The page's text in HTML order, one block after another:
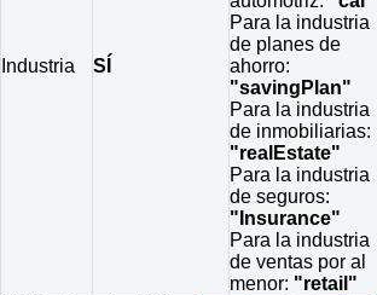
Industria SÍ
Para la industria
de planes de
ahorro:
"savingPlan"
Para la industria
de inmobiliarias:
"realEstate"
Para la industria
de seguros:
"Insurance"
Para la industria
de ventas por al
menor: "retail"